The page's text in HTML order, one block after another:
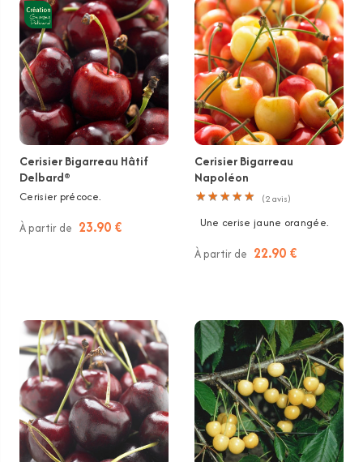
Cerisier Bigarreau Hâtif
Delbard®
Cerisier précoce.
À partir de 23.90 €
Cerisier Bigarreau
Napoléon
★ ★ ★ ★ ★
★ ★ ★ ★ ★ (2avis)
Une cerise jaune orangée.
À partir de 22.90 €